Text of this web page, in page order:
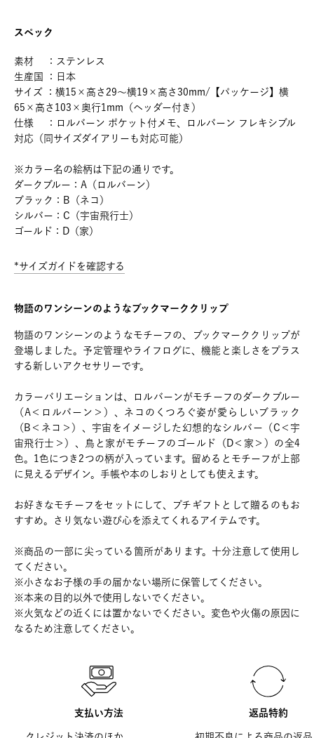
スペック
素材 ：ステンレス
生産国 ：日本
サイズ ：横15×高さ29～横19×高さ30mm/【パッケージ】横
65×高さ103×奥行1mm（ヘッダー付き）
仕様 ：ロルバーン ポケット付メモ、ロルバーン フレキシブル
対応（同サイズダイアリーも対応可能）
※カラー名の絵柄は下記の通りです。
ダークブルー：A（ロルバーン）
ブラック：B（ネコ）
シルバー：C（宇宙飛行士）
ゴールド：D（家）
*サイズガイドを確認する
物語のワンシーンのようなブックマーククリップ
物語のワンシーンのようなモチーフの、ブックマーククリップが
登場しました。予定管理やライフログに、機能と楽しさをプラス
する新しいアクセサリーです。
カラーバリエーションは、ロルバーンがモチーフのダークブルー
（A＜ロルバーン＞）、ネコのくつろぐ姿が愛らしいブラック
（B＜ネコ＞）、宇宙をイメージした幻想的なシルバー（C＜宇
宙飛行士＞）、鳥と家がモチーフのゴールド（D＜家＞）の全4
色。1色につき2つの柄が入っています。留めるとモチーフが上部
に見えるデザイン。手帳や本のしおりとしても使えます。
お好きなモチーフをセットにして、プチギフトとして贈るのもお
すすめ。さり気ない遊び心を添えてくれるアイテムです。
※商品の一部に尖っている箇所があります。十分注意して使用し
てください。
※小さなお子様の手の届かない場所に保管してください。
※本来の目的以外で使用しないでください。
※火気などの近くには置かないでください。変色や火傷の原因に
なるため注意してください。
支払い方法 返品特約